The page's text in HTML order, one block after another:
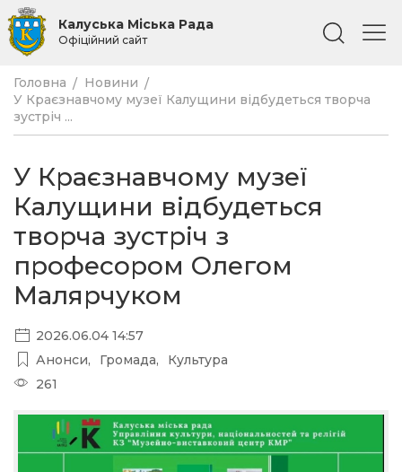
Калуська Міська Рада
Офіційний сайт
Головна
Новини
У Краєзнавчому музеї Калущини відбудеться творча
зустріч ...
У Краєзнавчому музеї
Калущини відбудеться
творча зустріч з
професором Олегом
Малярчуком
2026.06.04 14:57
Анонси
Громада
Культура
261